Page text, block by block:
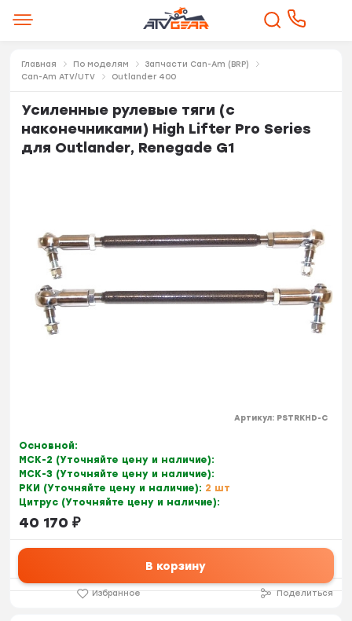
Главная По моделям
Запчасти Can-Am (BRP)
Can-Am ATV/UTV
Outlander 400
Усиленные рулевые тяги (с
наконечниками) High Lifter Pro Series
для Outlander, Renegade G1
Артикул: PSTRKHD-C
Основной:
МСК-2 (Уточняйте цену и наличие):
МСК-3 (Уточняйте цену и наличие):
РКИ (Уточняйте цену и наличие): 2 шт
Цитрус (Уточняйте цену и наличие):
40 170 ₽
В корзину
Избранное Поделиться